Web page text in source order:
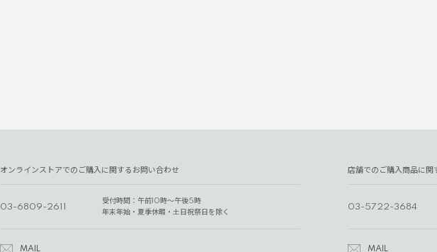
オンラインストアでのご購入に関するお問い合わせ
03-6809-2611
受付時間：午前10時～午後5時
年末年始・夏季休暇・土日祝祭日を除く
MAIL
店舗でのご購入商品に関
03-5722-3684
MAIL